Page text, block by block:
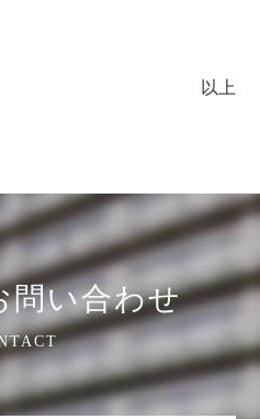
以上
問い合わせ